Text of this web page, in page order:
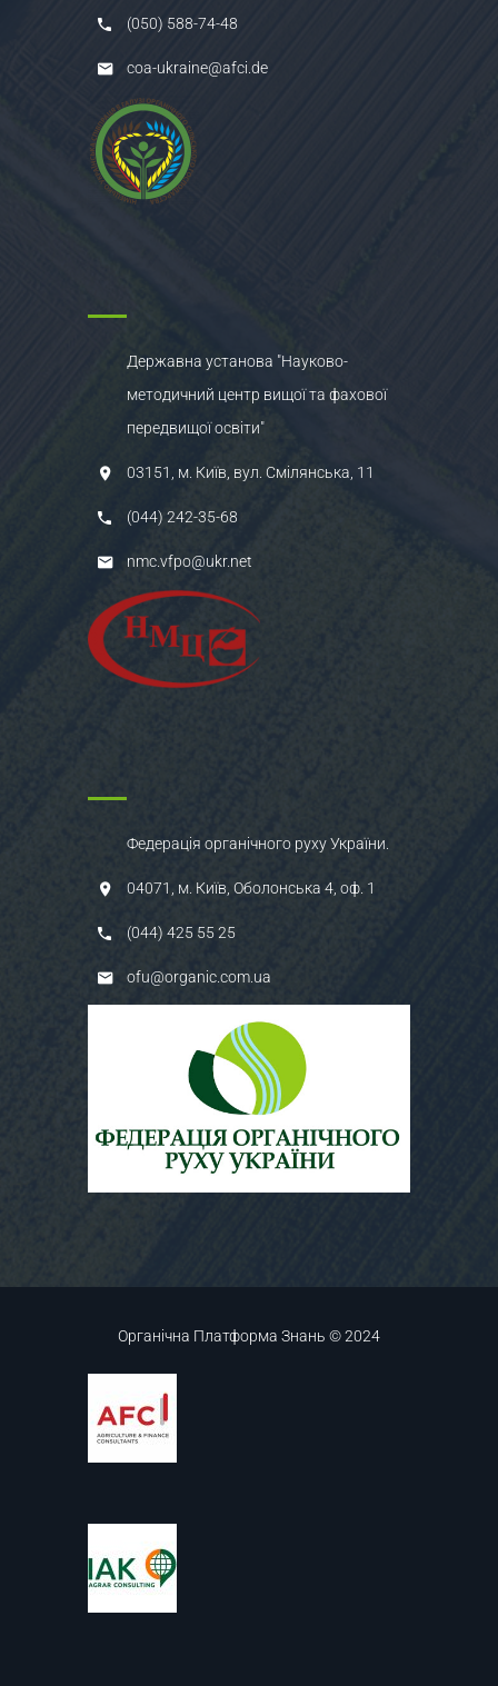
(050) 588-74-48
coa-ukraine@afci.de
Державна установа "Науково-
методичний центр вищої та фахової
передвищої освіти"
03151, м. Київ, вул. Смілянська, 11
(044) 242-35-68
nmc.vfpo@ukr.net
Федерація органічного руху України.
04071, м. Київ, Оболонська 4, оф. 1
(044) 425 55 25
ofu@organic.com.ua
Органічна Платформа Знань © 2024